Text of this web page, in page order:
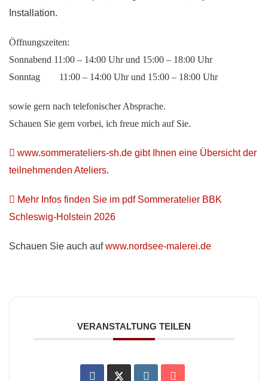
Installation.
Öffnungszeiten:
Sonnabend 11:00 – 14:00 Uhr und 15:00 – 18:00 Uhr
Sonntag 11:00 – 14:00 Uhr und 15:00 – 18:00 Uhr
sowie gern nach telefonischer Absprache.
Schauen Sie gern vorbei, ich freue mich auf Sie.
www.sommerateliers-sh.de gibt Ihnen eine Übersicht der
teilnehmenden Ateliers.
Mehr Infos finden Sie im pdf Sommeratelier BBK
Schleswig-Holstein 2026
Schauen Sie auch aufwww.nordsee-malerei.de
VERANSTALTUNG TEILEN